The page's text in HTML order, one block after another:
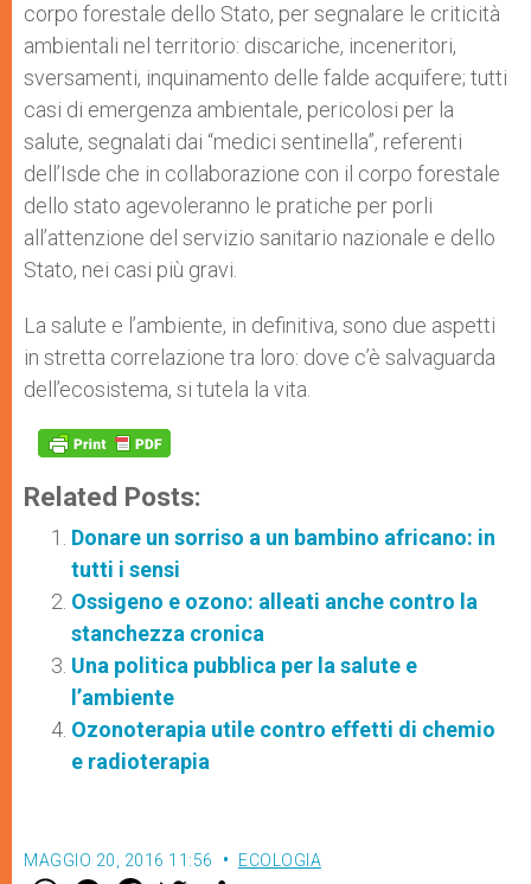
corpo forestale dello Stato, per segnalare le criticità
ambientali nel territorio: discariche, inceneritori,
sversamenti, inquinamento delle falde acquifere; tutti
casi di emergenza ambientale, pericolosi per la
salute, segnalati dai “medici sentinella”, referenti
dell’Isde che in collaborazione con il corpo forestale
dello stato agevoleranno le pratiche per porli
all’attenzione del servizio sanitario nazionale e dello
Stato, nei casi più gravi.
La salute e l’ambiente, in definitiva, sono due aspetti
in stretta correlazione tra loro: dove c’è salvaguarda
dell’ecosistema, si tutela la vita.
Related Posts:
Donare un sorriso a un bambino africano: in
tutti i sensi
Ossigeno e ozono: alleati anche contro la
stanchezza cronica
Una politica pubblica per la salute e
l’ambiente
Ozonoterapia utile contro effetti di chemio
e radioterapia
MAGGIO 20, 2016 11:56 ECOLOGIA